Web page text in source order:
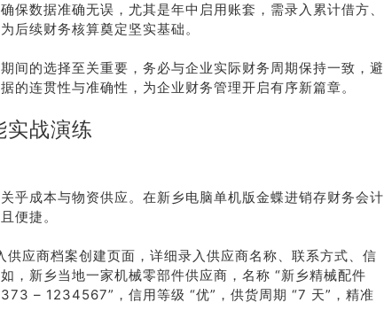
保数据准确无误，尤其是年中启用账套，需录入累计借方、
后续财务核算奠定坚实基础。
间的选择至关重要，务必与企业实际财务周期保持一致，避
的连贯性与准确性，为企业财务管理开启有序新篇章。
实战演练
乎成本与物资供应。在新乡电脑单机版金蝶进销存财务会计
便捷。
供应商档案创建页面，详细录入供应商名称、联系方式、信
，新乡当地一家机械零部件供应商，名称 “新乡精械配件
– 1234567”，信用等级 “优”，供货周期 “7 天”，精准